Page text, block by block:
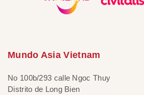
Mundo Asia Vietnam
No 100b/293 calle Ngoc Thuy
Distrito de Long Bien